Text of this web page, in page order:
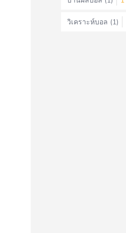
วิเคราะห์บอล (1)